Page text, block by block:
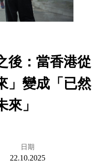
後：當香港從
」變成「已然
來」
日期
22.10.2025